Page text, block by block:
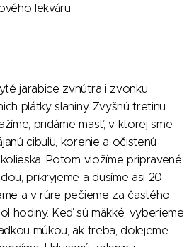
lekváru
jarabice zvnútra i zvonku
plátky slaniny. Zvyšnú tretinu
pridáme masť, v ktorej sme
cibuľu, korenie a očistenú
Potom vložíme pripravené
prikryjeme a dusíme asi 20
a v rúre pečieme za častého
hodiny. Keď sú mäkké, vyberieme
múkou, ak treba, dolejeme